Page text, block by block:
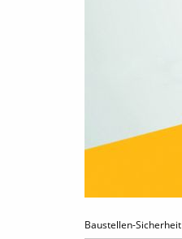
Baustellen-Sicherheit